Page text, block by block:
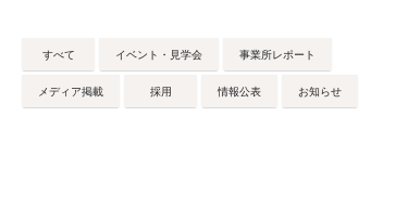
すべて イベント・見学会 事業所レポート
メディア掲載 採用 情報公表 お知らせ